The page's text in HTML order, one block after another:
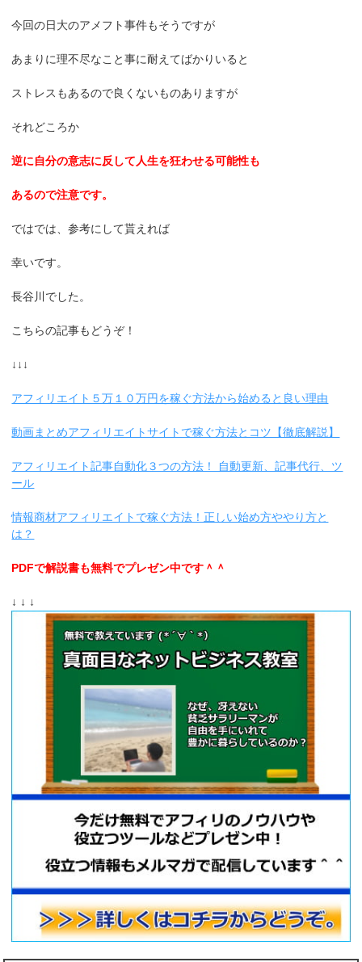
今回の日大のアメフト事件もそうですが
あまりに理不尽なこと事に耐えてばかりいると
ストレスもあるので良くないものありますが
それどころか
逆に自分の意志に反して人生を狂わせる可能性も
あるので注意です。
ではでは、参考にして貰えれば
幸いです。
長谷川でした。
こちらの記事もどうぞ！
↓↓↓
アフィリエイト５万１０万円を稼ぐ方法から始めると良い理由
動画まとめアフィリエイトサイトで稼ぐ方法とコツ【徹底解説】
アフィリエイト記事自動化３つの方法！ 自動更新、記事代行、ツ
ール
情報商材アフィリエイトで稼ぐ方法！正しい始め方ややり方と
は？
PDFで解説書も無料でプレゼン中です＾＾
↓ ↓ ↓